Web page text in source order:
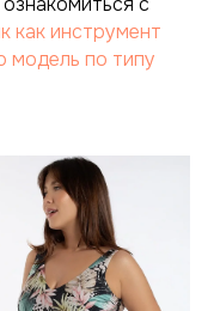
как инструмент
модель по типу